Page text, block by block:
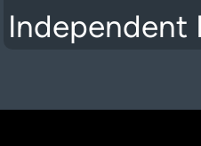
Independent